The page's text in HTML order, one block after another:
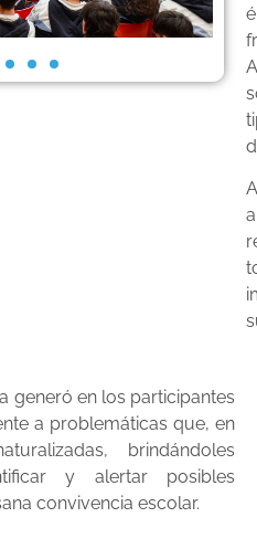
generó en los participantes
a problemáticas que, en
brindándoles
y alertar posibles
convivencia escolar.